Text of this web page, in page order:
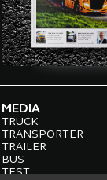
MEDIA
TRUCK
TRANSPORTER
TRAILER
BUS
TEST